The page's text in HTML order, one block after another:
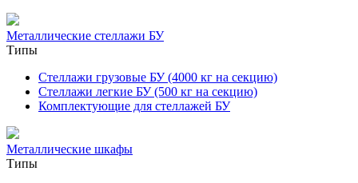
Металлические стеллажи БУ
Типы
Стеллажи грузовые БУ (4000 кг на секцию)
Стеллажи легкие БУ (500 кг на секцию)
Комплектующие для стеллажей БУ
Металлические шкафы
Типы